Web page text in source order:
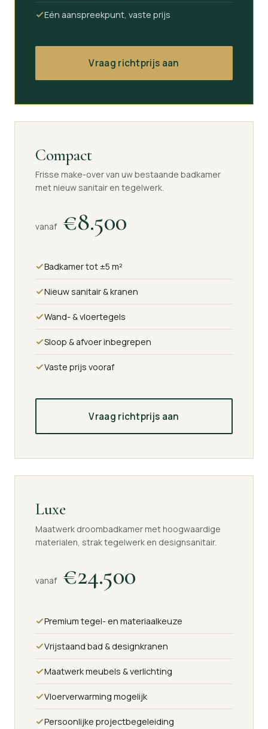
Compact
Frisse make-over van uw bestaande badkamer
met nieuw sanitair en tegelwerk.
vanaf €8.500
Badkamer tot ±5 m²
Nieuw sanitair & kranen
Wand- & vloertegels
Sloop & afvoer inbegrepen
Vaste prijs vooraf
Vraag richtprijs aan
Eén aanspreekpunt, vaste prijs
Vraag richtprijs aan
Luxe
Maatwerk droombadkamer met hoogwaardige
materialen, strak tegelwerk en designsanitair.
vanaf €24.500
Premium tegel- en materiaalkeuze
Vrijstaand bad & designkranen
Maatwerk meubels & verlichting
Vloerverwarming mogelijk
Persoonlijke projectbegeleiding